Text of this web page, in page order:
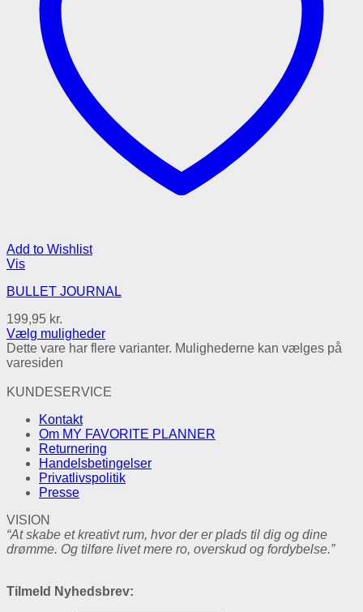
Add to Wishlist
Vis
BULLET JOURNAL
199,95 kr.
Vælg muligheder
Dette vare har flere varianter. Mulighederne kan vælges på
varesiden
KUNDESERVICE
Kontakt
Om MY FAVORITE PLANNER
Returnering
Handelsbetingelser
Privatlivspolitik
Presse
VISION
“At skabe et kreativt rum, hvor der er plads til dig og dine
drømme. Og tilføre livet mere ro, overskud og fordybelse.”
Tilmeld Nyhedsbrev: